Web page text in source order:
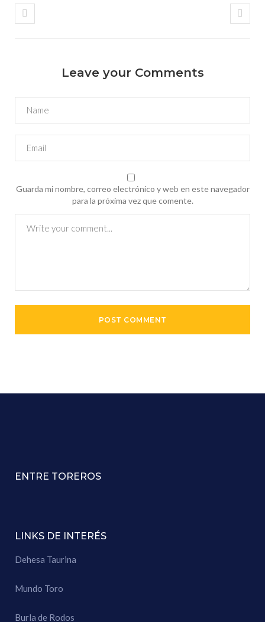
Leave your Comments
Guarda mi nombre, correo electrónico y web en este navegador
para la próxima vez que comente.
ENTRE TOREROS
LINKS DE INTERÉS
Dehesa Taurina
Mundo Toro
Burla de Rodos